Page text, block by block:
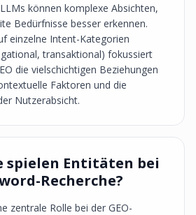
können komplexe Absichten,
Bedürfnisse besser erkennen.
einzelne Intent-Kategorien
transaktional) fokussiert
die vielschichtigen Beziehungen
Faktoren und die
Nutzerabsicht.
spielen Entitäten bei
Recherche?
zentrale Rolle bei der GEO-